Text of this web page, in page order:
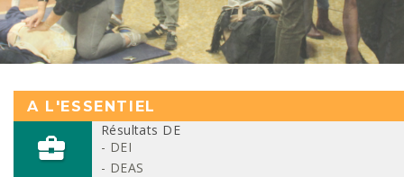
2
3
5
A L'ESSENTIEL
Résultats DE
- DEI
- DEAS